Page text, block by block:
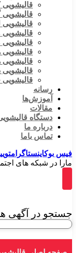
قالیشویی
قالیشویی
قالیشویی
قالیشویی
قالیشویی
رسانه
آموزش‌ها
مقالات
دستگاه
درباره ما
تماس باما
فیس بوکاینستاگرام
مارا در شبکه های
جستجو در آگهی